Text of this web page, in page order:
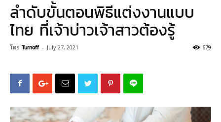
ลำดับขั้นตอนพิธีแต่งงานแบบ
ไทย ที่เจ้าบ่าวเจ้าสาวต้องรู้
โดย Turnoff - July 27, 2021 679